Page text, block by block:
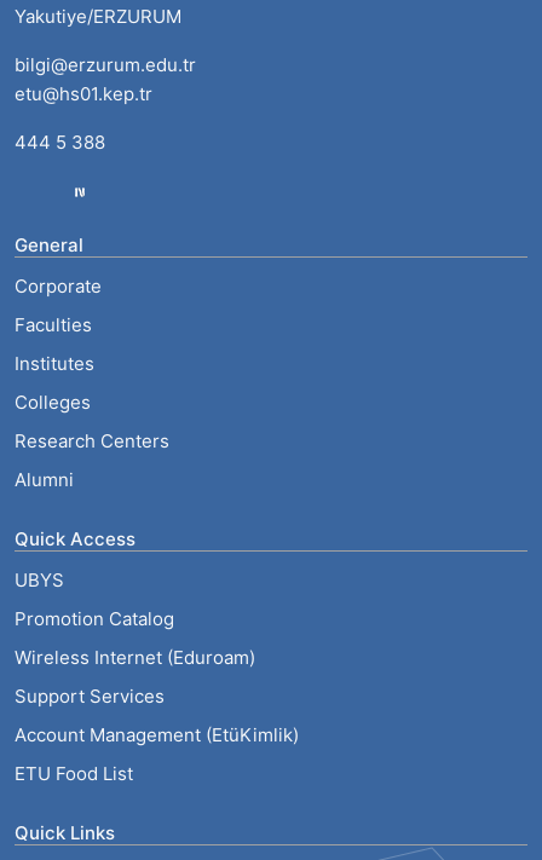
Yakutiye/ERZURUM
bilgi@erzurum.edu.tr
etu@hs01.kep.tr
444 5 388
General
Corporate
Faculties
Institutes
Colleges
Research Centers
Alumni
Quick Access
UBYS
Promotion Catalog
Wireless Internet (Eduroam)
Support Services
Account Management (EtüKimlik)
ETU Food List
Quick Links